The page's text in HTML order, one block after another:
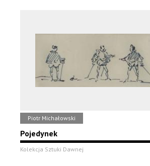
Piotr Michałowski
Pojedynek
Kolekcja Sztuki Dawnej